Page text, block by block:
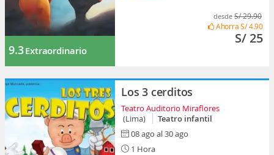
9.3Extraordinario
desde S/ 29.90
AhorraS/ 4.90
S/ 25
Los 3 cerditos
Teatro Auditorio Miraflores
(Lima)
Teatro infantil
08 ago al 30 ago
1 Hora